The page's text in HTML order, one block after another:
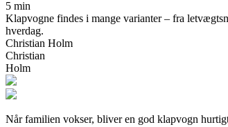
5 min
Klapvogne findes i mange varianter – fra
hverdag.
Christian Holm
Christian
Holm
Når familien vokser, bliver en god klapvogn